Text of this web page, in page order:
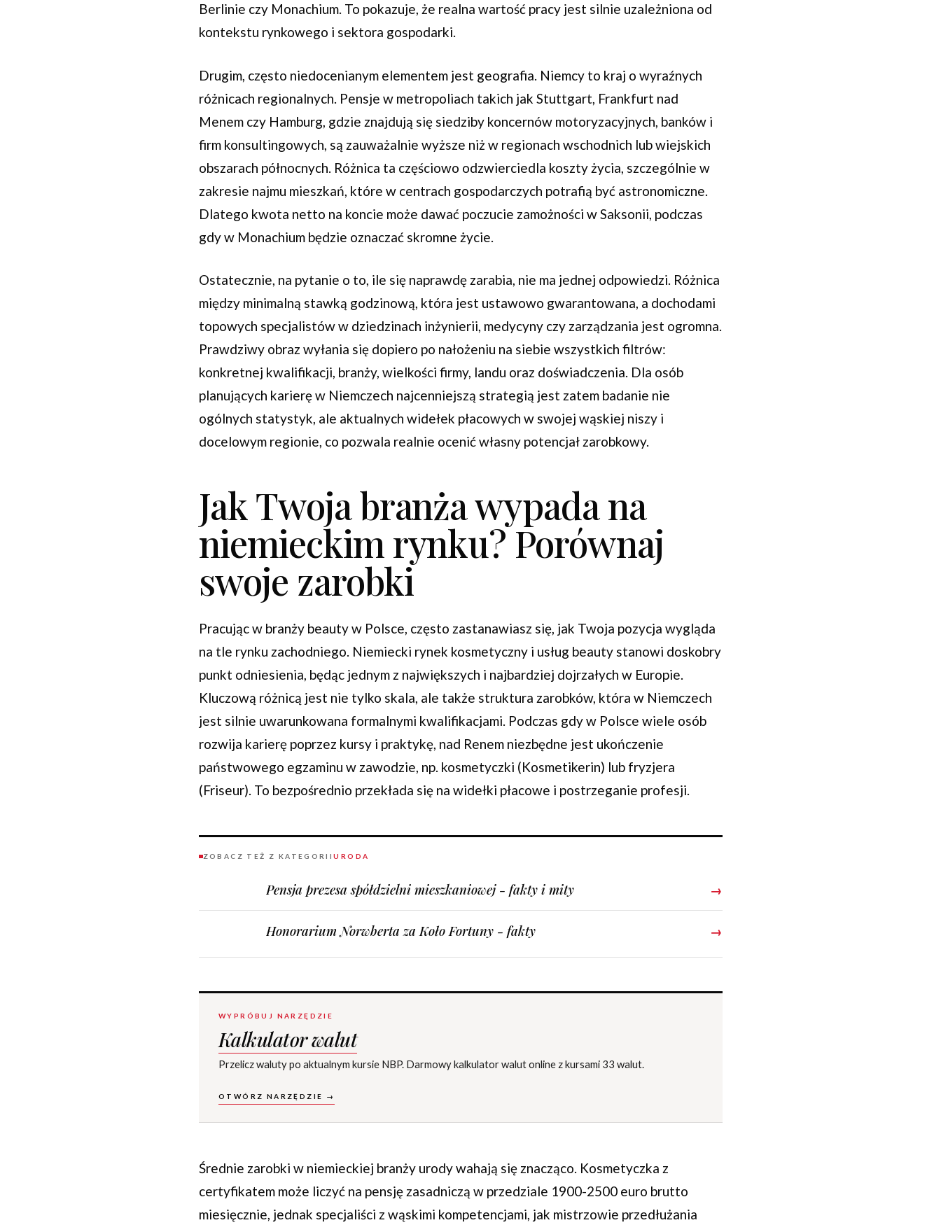
Berlinie czy Monachium. To pokazuje, że realna wartość pracy jest silnie uzależniona od
kontekstu rynkowego i sektora gospodarki.
Drugim, często niedocenianym elementem jest geografia. Niemcy to kraj o wyraźnych
różnicach regionalnych. Pensje w metropoliach takich jak Stuttgart, Frankfurt nad
Menem czy Hamburg, gdzie znajdują się siedziby koncernów motoryzacyjnych, banków i
firm konsultingowych, są zauważalnie wyższe niż w regionach wschodnich lub wiejskich
obszarach północnych. Różnica ta częściowo odzwierciedla koszty życia, szczególnie w
zakresie najmu mieszkań, które w centrach gospodarczych potrafią być astronomiczne.
Dlatego kwota netto na koncie może dawać poczucie zamożności w Saksonii, podczas
gdy w Monachium będzie oznaczać skromne życie.
Ostatecznie, na pytanie o to, ile się naprawdę zarabia, nie ma jednej odpowiedzi. Różnica
między minimalną stawką godzinową, która jest ustawowo gwarantowana, a dochodami
topowych specjalistów w dziedzinach inżynierii, medycyny czy zarządzania jest ogromna.
Prawdziwy obraz wyłania się dopiero po nałożeniu na siebie wszystkich filtrów:
konkretnej kwalifikacji, branży, wielkości firmy, landu oraz doświadczenia. Dla osób
planujących karierę w Niemczech najcenniejszą strategią jest zatem badanie nie
ogólnych statystyk, ale aktualnych widełek płacowych w swojej wąskiej niszy i
docelowym regionie, co pozwala realnie ocenić własny potencjał zarobkowy.
Jak Twoja branża wypada na
niemieckim rynku? Porównaj
swoje zarobki
Pracując w branży beauty w Polsce, często zastanawiasz się, jak Twoja pozycja wygląda
na tle rynku zachodniego. Niemiecki rynek kosmetyczny i usług beauty stanowi doskobry
punkt odniesienia, będąc jednym z największych i najbardziej dojrzałych w Europie.
Kluczową różnicą jest nie tylko skala, ale także struktura zarobków, która w Niemczech
jest silnie uwarunkowana formalnymi kwalifikacjami. Podczas gdy w Polsce wiele osób
rozwija karierę poprzez kursy i praktykę, nad Renem niezbędne jest ukończenie
państwowego egzaminu w zawodzie, np. kosmetyczki (Kosmetikerin) lub fryzjera
(Friseur). To bezpośrednio przekłada się na widełki płacowe i postrzeganie profesji.
ZOBACZ TEŻ Z KATEGORIIURODA
Pensja prezesa spółdzielni mieszkaniowej - fakty i mity →
Honorarium Norwberta za Koło Fortuny - fakty →
WYPRÓBUJ NARZĘDZIE
Kalkulator walut
Przelicz waluty po aktualnym kursie NBP. Darmowy kalkulator walut online z kursami 33 walut.
OTWÓRZ NARZĘDZIE →
Średnie zarobki w niemieckiej branży urody wahają się znacząco. Kosmetyczka z
certyfikatem może liczyć na pensję zasadniczą w przedziale 1900-2500 euro brutto
miesięcznie, jednak specjaliści z wąskimi kompetencjami, jak mistrzowie przedłużania